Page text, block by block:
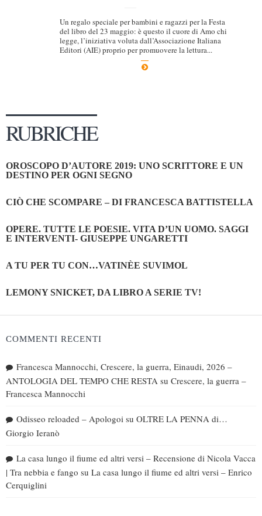
Un regalo speciale per bambini e ragazzi per la Festa
del libro del 23 maggio: è questo il cuore di Amo chi
legge, l’iniziativa voluta dall’Associazione Italiana
Editori (AIE) proprio per promuovere la lettura...
RUBRICHE
OROSCOPO D’AUTORE 2019: UNO SCRITTORE E UN
DESTINO PER OGNI SEGNO
CIÒ CHE SCOMPARE – DI FRANCESCA BATTISTELLA
OPERE. TUTTE LE POESIE. VITA D’UN UOMO. SAGGI
E INTERVENTI- GIUSEPPE UNGARETTI
A TU PER TU CON…VATINÈE SUVIMOL
LEMONY SNICKET, DA LIBRO A SERIE TV!
COMMENTI RECENTI
Francesca Mannocchi, Crescere, la guerra, Einaudi, 2026 –
ANTOLOGIA DEL TEMPO CHE RESTA su Crescere, la guerra –
Francesca Mannocchi
Odisseo reloaded – Apologoi su OLTRE LA PENNA di…
Giorgio Ieranò
La casa lungo il fiume ed altri versi – Recensione di Nicola Vacca
| Tra nebbia e fango su La casa lungo il fiume ed altri versi – Enrico
Cerquiglini